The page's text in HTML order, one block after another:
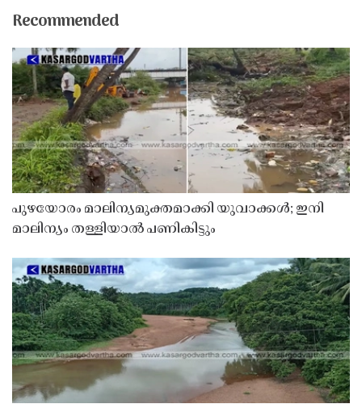
Recommended
പുഴയോരം മാലിന്യമുക്തമാക്കി യുവാക്കൾ; ഇനി
മാലിന്യം തള്ളിയാൽ പണികിട്ടും